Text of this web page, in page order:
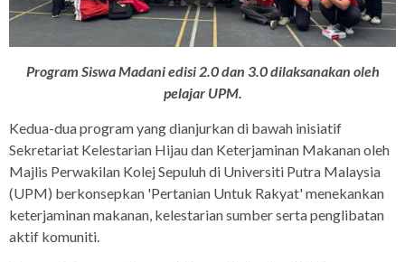
Program Siswa Madani edisi 2.0 dan 3.0 dilaksanakan oleh
pelajar UPM.
Kedua-dua program yang dianjurkan di bawah inisiatif
Sekretariat Kelestarian Hijau dan Keterjaminan Makanan oleh
Majlis Perwakilan Kolej Sepuluh di Universiti Putra Malaysia
(UPM) berkonsepkan 'Pertanian Untuk Rakyat' menekankan
keterjaminan makanan, kelestarian sumber serta penglibatan
aktif komuniti.